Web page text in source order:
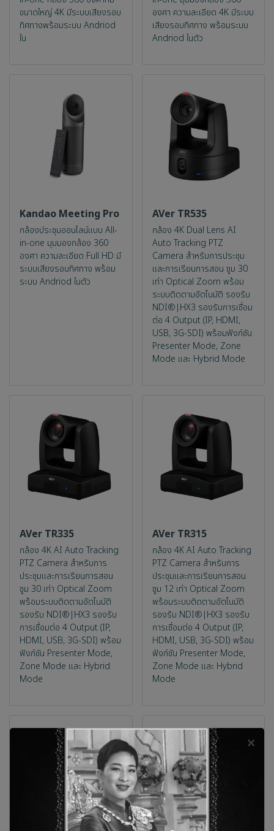
ขนาดใหญ่ 4K มีระบบเสียงรอบ
ทิศทางพร้อมระบบ Andriod
ใน
องศา ความละเอียด 4K มีระบบ
เสียงรอบทิศทาง พร้อมระบบ
Andriod ในตัว
Kandao Meeting Pro
กล้องประชุมออนไลน์แบบ All-
in-one มุมมองกล้อง 360
องศา ความละเอียด Full HD มี
ระบบเสียงรอบทิศทาง พร้อม
ระบบ Andriod ในตัว
AVer TR535
กล้อง 4K Dual Lens AI
Auto Tracking PTZ
Camera สำหรับการประชุม
และการเรียนการสอน ซูม 30
เท่า Optical Zoom พร้อม
ระบบติดตามอัตโนมัติ รองรับ
NDI®|HX3 รองรับการเชื่อม
ต่อ 4 Output (IP, HDMI,
USB, 3G-SDI) พร้อมฟังก์ชัน
Presenter Mode, Zone
Mode และ Hybrid Mode
AVer TR335
กล้อง 4K AI Auto Tracking
PTZ Camera สำหรับการ
ประชุมและการเรียนการสอน
ซูม 30 เท่า Optical Zoom
พร้อมระบบติดตามอัตโนมัติ
รองรับ NDI®|HX3 รองรับ
การเชื่อมต่อ 4 Output (IP,
HDMI, USB, 3G-SDI) พร้อม
ฟังก์ชัน Presenter Mode,
Zone Mode และ Hybrid
Mode
AVer TR315
กล้อง 4K AI Auto Tracking
PTZ Camera สำหรับการ
ประชุมและการเรียนการสอน
ซูม 12 เท่า Optical Zoom
พร้อมระบบติดตามอัตโนมัติ
รองรับ NDI®|HX3 รองรับ
การเชื่อมต่อ 4 Output (IP,
HDMI, USB, 3G-SDI) พร้อม
ฟังก์ชัน Presenter Mode,
Zone Mode และ Hybrid
Mode